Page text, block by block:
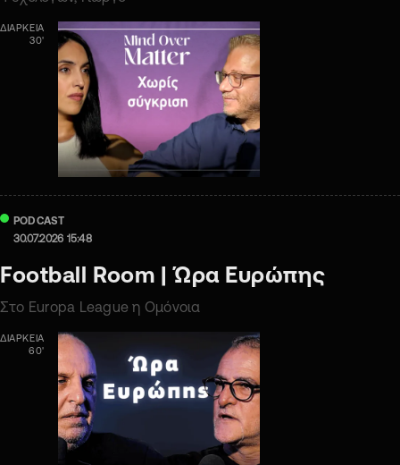
ΔΙΑΡΚΕΙΑ
30'
PODCAST
30.07.2026 15:48
Football Room | Ώρα Ευρώπης
Στο Europa League η Ομόνοια
ΔΙΑΡΚΕΙΑ
60'